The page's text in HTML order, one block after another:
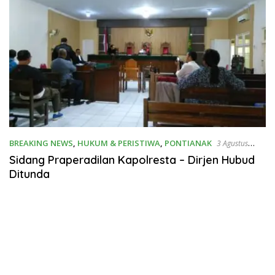
BREAKING NEWS HUKUM & PERISTIWA PONTIANAK 3 Agustus
2018
Sidang Praperadilan Kapolresta – Dirjen Hubud
Ditunda